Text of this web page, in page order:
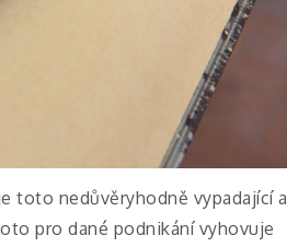
toto nedůvěryhodně vypadající a
pro dané podnikání vyhovuje